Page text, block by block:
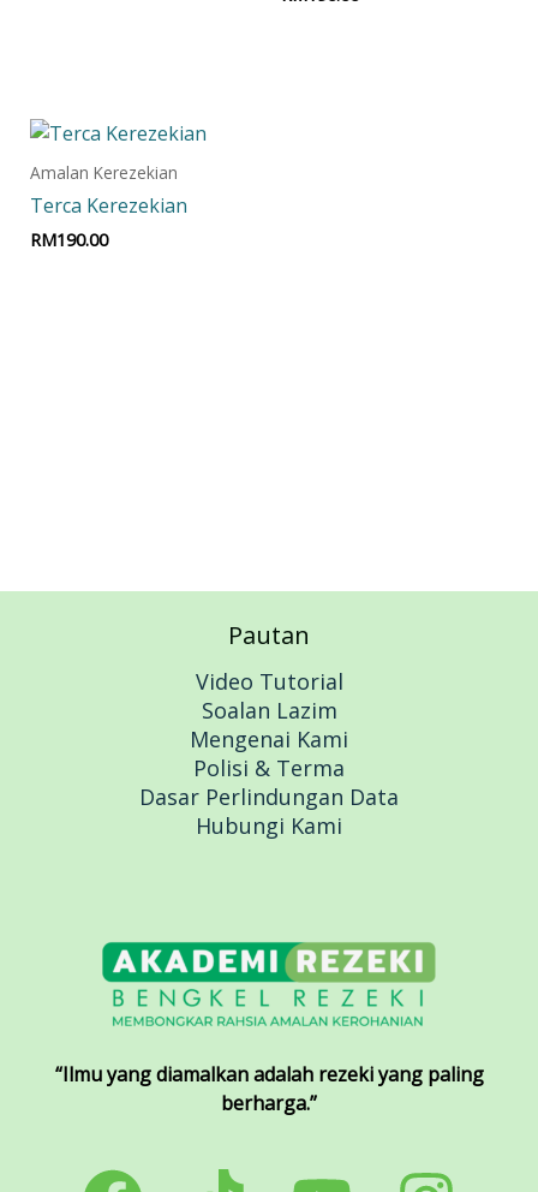
Amalan Kerezekian
Terca Kerezekian
RM190.00
Pautan
Video Tutorial
Soalan Lazim
Mengenai Kami
Polisi & Terma
Dasar Perlindungan Data
Hubungi Kami
“Ilmu yang diamalkan adalah rezeki yang paling
berharga.”